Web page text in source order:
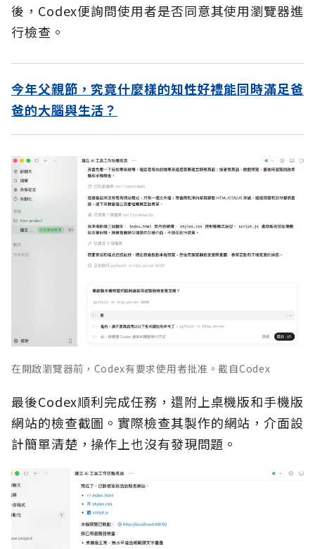
後，Codex便詢問使用者是否同意其使用瀏覽器進
行檢查。
今年父親節，究竟什麼樣的知性好禮能同時滿足爸
爸的大腦與生活？
在開啟瀏覽器前，Codex有要求使用者批准。截自Codex
最後Codex順利完成任務，還附上桌機版和手機版
網站的檢查截圖。實際檢查其製作的網站，介面設
計簡單清楚，操作上也沒有發現問題。